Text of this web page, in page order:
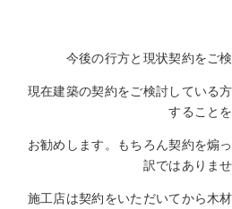
今後の行方と現状契約を
現在建築の契約をご検討している
することを
お勧めします。もちろん契約を煽
訳ではありませ
施工店は契約をいただいてから木